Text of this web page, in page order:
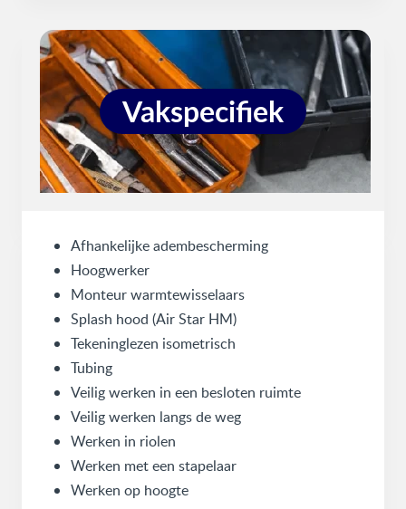
Vakspecifiek
Afhankelijke adembescherming
Hoogwerker
Monteur warmtewisselaars
Splash hood (Air Star HM)
Tekeninglezen isometrisch
Tubing
Veilig werken in een besloten ruimte
Veilig werken langs de weg
Werken in riolen
Werken met een stapelaar
Werken op hoogte